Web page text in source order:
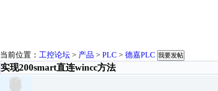
当前位置： 工控论坛 > 产品 > PLC > 德嘉PLC 我要发帖
实现200smart直连wincc方法